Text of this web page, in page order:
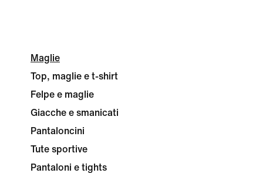
Maglie
Top, maglie e t-shirt
Felpe e maglie
Giacche e smanicati
Pantaloncini
Tute sportive
Pantaloni e tights